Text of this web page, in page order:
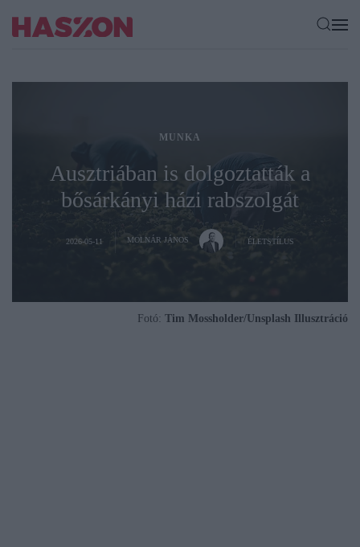
MUNKA
Ausztriában is dolgoztatták a
bősárkányi házi rabszolgát
2026-05-11 MOLNÁR JÁNOS ÉLETSTÍLUS
Fotó: Tim Mossholder/Unsplash Illusztráció